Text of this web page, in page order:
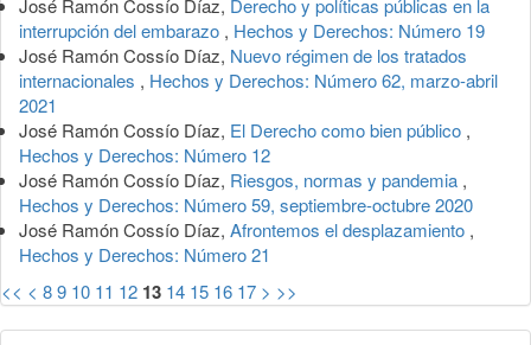
José Ramón Cossío Díaz, Derecho y políticas públicas en la
interrupción del embarazo , Hechos y Derechos: Número 19
José Ramón Cossío Díaz, Nuevo régimen de los tratados
internacionales , Hechos y Derechos: Número 62, marzo-abril
2021
José Ramón Cossío Díaz, El Derecho como bien público ,
Hechos y Derechos: Número 12
José Ramón Cossío Díaz, Riesgos, normas y pandemia ,
Hechos y Derechos: Número 59, septiembre-octubre 2020
José Ramón Cossío Díaz, Afrontemos el desplazamiento ,
Hechos y Derechos: Número 21
<< < 89 10 11 12 13 14 15 16 17 > >>